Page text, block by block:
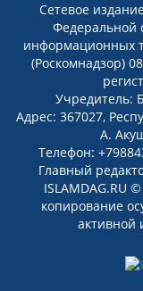
Сетевое
Федеральной
информационных
(Роскомнадзор)
Учредитель:
Адрес: 367027,
А.
Телефон:
Главный
ISLAMDAG.RU
копирование
активной